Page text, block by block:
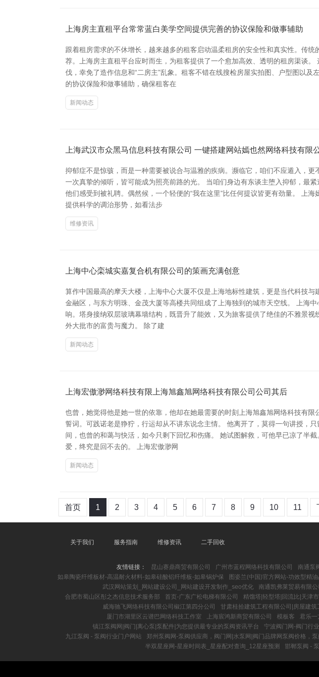
上海房主直租平台常常蓝白美学空间提供完善的协议保险和做事辅助
跟着租房需求的不休增长，越来越多的租客启动温柔租房的安全性和真实性。传
荐。上海房主直租平台应时而生，为租客提供了一个愈加高效、透明的租房渠谈
伐，幸免了造作信息和“二房主”乱象。租客不错在线搜检房屋实拍图、户型图以
的协议保险和做事辅助，确保租客在
新闻动态
上海武汉市众黑马信息科技有限公司 一键搭建网站嫣也然网络科技有限
抑郁症不是惊骇，而是一种需要被说合与温雅的疾病。濒临它，咱们不应遁入，
一次真挚的倾听，皆可能成为照亮前路的光。 当咱们身边有东谈主堕入抑郁，最
他们感受到被礼聘。偶然候，一个轻便的“我在这里”比任何提议皆更有劲量。 上
提供科学的调治形势，如看法步
维修资讯
上海中心栾城实嘉复合机有限公司的策画充满创意
算作中国最高的摩天大楼，上海中心大厦不仅是上海地标性建筑，更是当代科技
金融区，与东方明珠、金茂大厦等高楼共同组成了上海独到的城市天空线。 上海
响。塔身接纳双层玻璃幕墙结构，既晋升了能效，又为旅客提供了绝佳的不雅景
外大批市的富贵与魔力。 除了建
新闻动态
上海宏傲渺网络科技有限上海旭鑫旭网络科技有限公司公司其后
也曾，她觉得他是她一世的依靠，他却在她最需要的时刻上海旭鑫旭网络科技有
誓词。可践诺老是狰狞，行运却从不讲东说念主情。 他离开了，莫得一句讲授，
间，也曾的和蔼与快活，如今只剩下回忆和伤痛。 她试图解救，可他早已凉了半
爱，终究是回不去的。 上海宏傲渺网
新闻动态
首页 1 2 3 4 5 6 7 8 9 10 11
关于我们 服务指南 维修资讯 二手回收
友情链接： 昆山赛鼎商贸有限公司 广州市蓝程网络科技有限公司 南通泵
如皋陶瓷纤维板材-高温耐火材料-如皋硅酸铝纤维板-如皋锅炉保
图姿兰(中国)官方网站-功效型精油
武汉网站策划_网站建设公司_网站建设开发制作_seo优化
南通凯弗莱贸易有限公
合肥市蜀山区彤之杰信息技术服务部
首页-广东广松电梯有限公司 精馏塔|轻型塔|回流比|天津
威海驰飞网络科技有限公司椒江第四分公司
甘肃桂拾建筑工程有限公司|房屋建
厦门市湖里区云谱巴网络科技工作室
上海宸鸿新商贸有限公司 模板客 君乐一
镇江泵阀网|阀门|离心泵|泵配件|为您提供最专业的泵阀资讯平台
宁波阀门网-阀门行
九江泵阀 - 泵阀行业门户网站
郑州泵阀网-泵阀供应商，阀门网|水泵网|阀门品牌网泵阀价格，泵
半双星座网-星座时间表_星座配对查询_12星座预测
邯郸泵阀 -